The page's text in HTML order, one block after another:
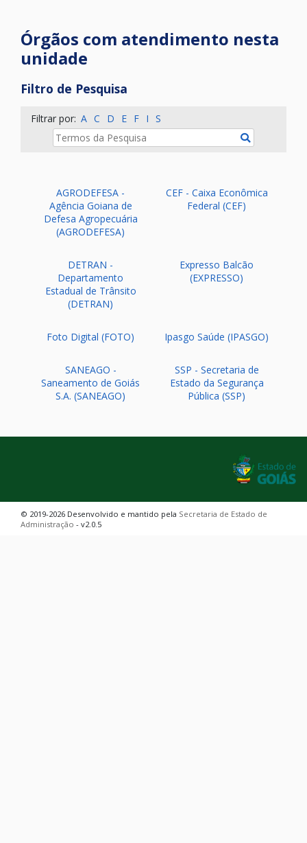
Órgãos com atendimento nesta
unidade
Filtro de Pesquisa
Filtrar por: A C D E F I S
Termos da Pesquisa:
AGRODEFESA -
Agência Goiana de
Defesa Agropecuária
(AGRODEFESA)
CEF - Caixa Econômica
Federal (CEF)
DETRAN -
Departamento
Estadual de Trânsito
(DETRAN)
Expresso Balcão
(EXPRESSO)
Foto Digital (FOTO) Ipasgo Saúde (IPASGO)
SANEAGO -
Saneamento de Goiás
S.A. (SANEAGO)
SSP - Secretaria de
Estado da Segurança
Pública (SSP)
© 2019-2026 Desenvolvido e mantido pela Secretaria de Estado de
Administração - v2.0.5